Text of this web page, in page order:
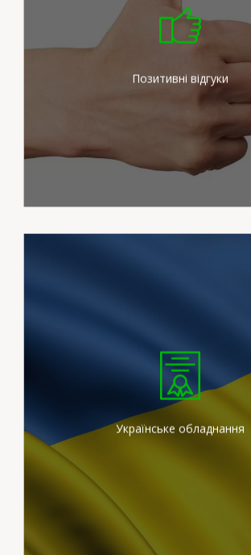
Позитивні відгуки
Ми докладаємо
зусиль для
потреб наших
Українське обладнання
Ми працюємо на
сертифікованих
штукатурних станціях
вітчизняного